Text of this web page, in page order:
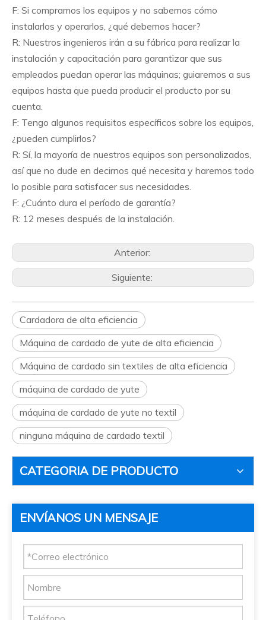
F: Si compramos los equipos y no sabemos cómo
instalarlos y operarlos, ¿qué debemos hacer?
R: Nuestros ingenieros irán a su fábrica para realizar la
instalación y capacitación para garantizar que sus
empleados puedan operar las máquinas; guiaremos a sus
equipos hasta que pueda producir el producto por su
cuenta.
F: Tengo algunos requisitos específicos sobre los equipos,
¿pueden cumplirlos?
R: Sí, la mayoría de nuestros equipos son personalizados,
así que no dude en decirnos qué necesita y haremos todo
lo posible para satisfacer sus necesidades.
F: ¿Cuánto dura el período de garantía?
R: 12 meses después de la instalación.
Anterior:
Siguiente:
Cardadora de alta eficiencia
Máquina de cardado de yute de alta eficiencia
Máquina de cardado sin textiles de alta eficiencia
máquina de cardado de yute
máquina de cardado de yute no textil
ninguna máquina de cardado textil
CATEGORIA DE PRODUCTO
ENVÍANOS UN MENSAJE